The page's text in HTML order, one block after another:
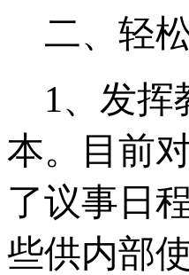
二、轻
1、发挥
本。目前
了议事日
些供内部